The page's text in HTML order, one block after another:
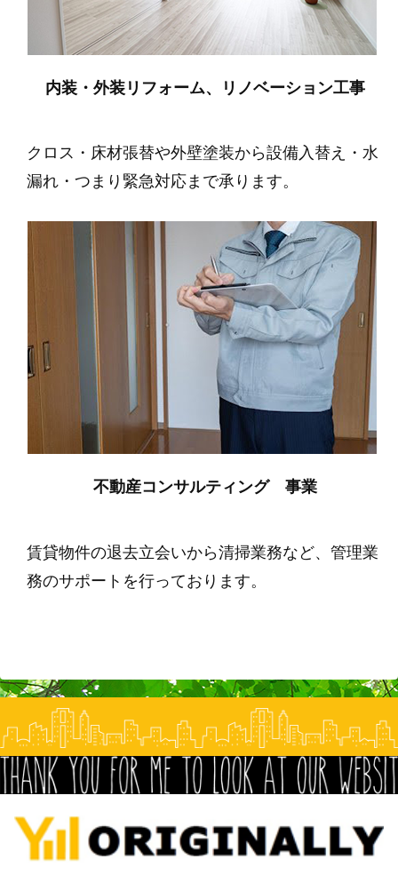
内装・外装リフォーム、リノベーション工事
クロス・床材張替や外壁塗装から設備入替え・水
漏れ・つまり緊急対応まで承ります。
不動産コンサルティング 事業
賃貸物件の退去立会いから清掃業務など、管理業
務のサポートを行っております。